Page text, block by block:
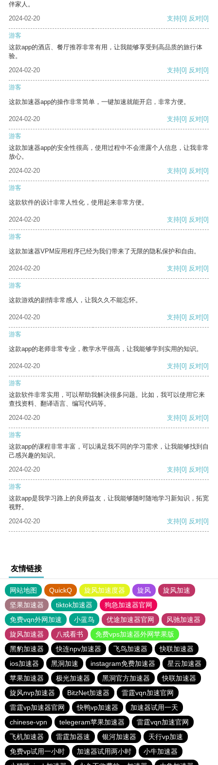
伴家人。
2024-02-20
支持[0] 反对[0]
游客
这款app的酒店、餐厅推荐非常有用，让我能够享受到高品质的旅行体
验。
2024-02-20
支持[0] 反对[0]
游客
这款加速器app的操作非常简单，一键加速就能开启，非常方便。
2024-02-20 支持[0] 反对[0]
游客
这款加速器app的安全性很高，使用过程中不会泄露个人信息，让我非常
放心。
2024-02-20
支持[0] 反对[0]
游客
这款软件的设计非常人性化，使用起来非常方便。
2024-02-20 支持[0] 反对[0]
游客
这款加速器VPM应用程序已经为我们带来了无限的隐私保护和自由。
2024-02-20 支持[0] 反对[0]
游客
这款游戏的剧情非常感人，让我久久不能忘怀。
2024-02-20 支持[0] 反对[0]
游客
这款app的老师非常专业，教学水平很高，让我能够学到实用的知识。
2024-02-20 支持[0] 反对[0]
游客
这款软件非常实用，可以帮助我解决很多问题。比如，我可以使用它来
查找资料、翻译语言、编写代码等。
2024-02-20
支持[0] 反对[0]
游客
这款app的课程非常丰富，可以满足我不同的学习需求，让我能够找到自
己感兴趣的知识。
2024-02-20
支持[0] 反对[0]
游客
这款app是我学习路上的良师益友，让我能够随时随地学习新知识，拓宽
视野。
2024-02-20
支持[0] 反对[0]
友情链接
网站地图 QuickQ 旋风加速度器 旋风
旋风加速
坚果加速器
tiktok加速器
狗急加速器官网
免费vqn外网加速
小蓝鸟 优途加速器官网
风驰加速器
旋风加速器
八戒看书
免费vps加速器外网苹果版
黑豹加速器
快连npv加速器 飞鸟加速器
快联加速器
ios加速器
黑洞加速 instagram免费加速器
星云加速器
苹果加速器
极光加速器 黑洞官方加速器
快联加速器
旋风nvp加速器
BitzNet加速器
雷霆vqn加速官网
雷霆vp加速器官网
快鸭vp加速器
加速器试用一天
chinese-vpn
telegeram苹果加速器
雷霆vqn加速官网
飞机加速器
雷霆加器速 银河加速器
天行vp加速
免费vp试用一小时
加速器试用两小时
小牛加速器